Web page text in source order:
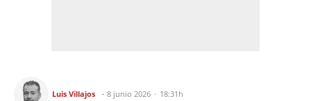
Luis Villajos 8 junio 2026 18:31h